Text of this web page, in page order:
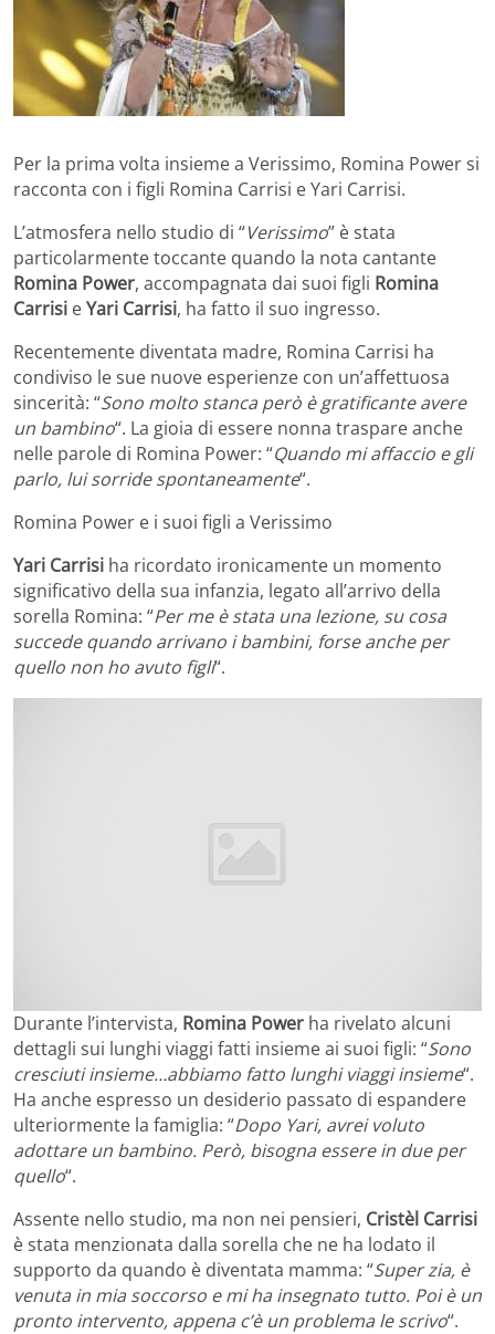
Per la prima volta insieme a Verissimo, Romina Power si
racconta con i figli Romina Carrisi e Yari Carrisi.
L’atmosfera nello studio di “Verissimo” è stata
particolarmente toccante quando la nota cantante
Romina Power, accompagnata dai suoi figli Romina
Carrisi eYari Carrisi, ha fatto il suo ingresso.
Recentemente diventata madre, Romina Carrisi ha
condiviso le sue nuove esperienze con un’affettuosa
sincerità: “Sono molto stanca però è gratificante avere
un bambino“. La gioia di essere nonna traspare anche
nelle parole di Romina Power: “Quando mi affaccio e gli
parlo, lui sorride spontaneamente“.
Romina Power e i suoi figli a Verissimo
Yari Carrisi ha ricordato ironicamente un momento
significativo della sua infanzia, legato all’arrivo della
sorella Romina: “Per me è stata una lezione, su cosa
succede quando arrivano i bambini, forse anche per
quello non ho avuto figli“.
Durante l’intervista, Romina Power ha rivelato alcuni
dettagli sui lunghi viaggi fatti insieme ai suoi figli: “Sono
cresciuti insieme…abbiamo fatto lunghi viaggi insieme“.
Ha anche espresso un desiderio passato di espandere
ulteriormente la famiglia: “Dopo Yari, avrei voluto
adottare un bambino. Però, bisogna essere in due per
quello“.
Assente nello studio, ma non nei pensieri, Cristèl Carrisi
è stata menzionata dalla sorella che ne ha lodato il
supporto da quando è diventata mamma: “Super zia, è
venuta in mia soccorso e mi ha insegnato tutto. Poi è un
pronto intervento, appena c’è un problema le scrivo“.